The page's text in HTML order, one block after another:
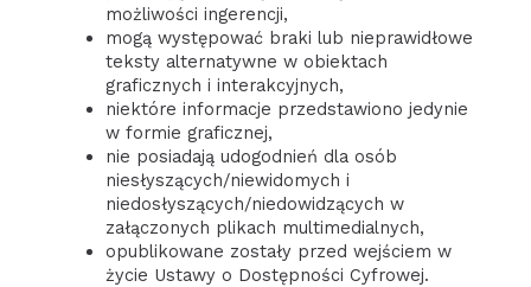
możliwości ingerencji,
mogą występować braki lub nieprawidłowe
teksty alternatywne w obiektach
graficznych i interakcyjnych,
niektóre informacje przedstawiono jedynie
w formie graficznej,
nie posiadają udogodnień dla osób
niesłyszących/niewidomych i
niedosłyszących/niedowidzących w
załączonych plikach multimedialnych,
opublikowane zostały przed wejściem w
życie Ustawy o Dostępności Cyfrowej.